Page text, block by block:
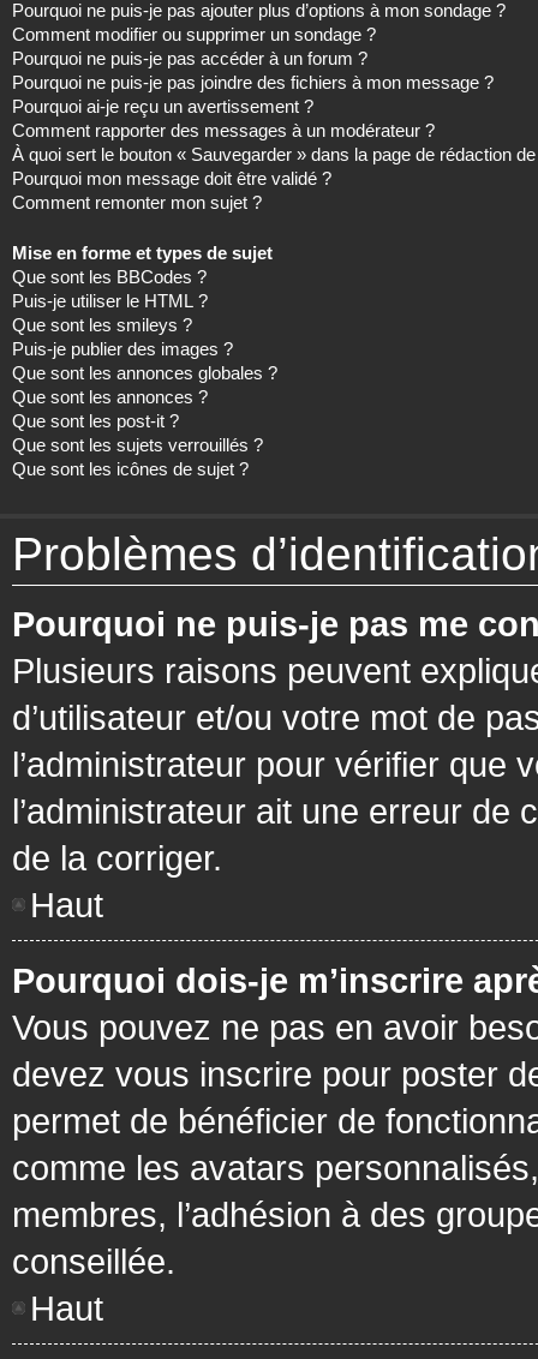
Pourquoi ne puis-je pas ajouter plus d’options à mon sondage ?
Comment modifier ou supprimer un sondage ?
Pourquoi ne puis-je pas accéder à un forum ?
Pourquoi ne puis-je pas joindre des fichiers à mon message ?
Pourquoi ai-je reçu un avertissement ?
Comment rapporter des messages à un modérateur ?
À quoi sert le bouton « Sauvegarder » dans la page de rédaction
Pourquoi mon message doit être validé ?
Comment remonter mon sujet ?
Mise en forme et types de sujet
Que sont les BBCodes ?
Puis-je utiliser le HTML ?
Que sont les smileys ?
Puis-je publier des images ?
Que sont les annonces globales ?
Que sont les annonces ?
Que sont les post-it ?
Que sont les sujets verrouillés ?
Que sont les icônes de sujet ?
Problèmes
Pourquoi ne puis-je pas me
Plusieurs raisons peuvent
d’utilisateur et/ou votre mot de
l’administrateur pour vérifier que
l’administrateur ait une erreur de
de la corriger.
Haut
Pourquoi dois-je m’inscrire
Vous pouvez ne pas en avoir
devez vous inscrire pour poster
permet de bénéficier de
comme les avatars
membres, l’adhésion à des
conseillée.
Haut